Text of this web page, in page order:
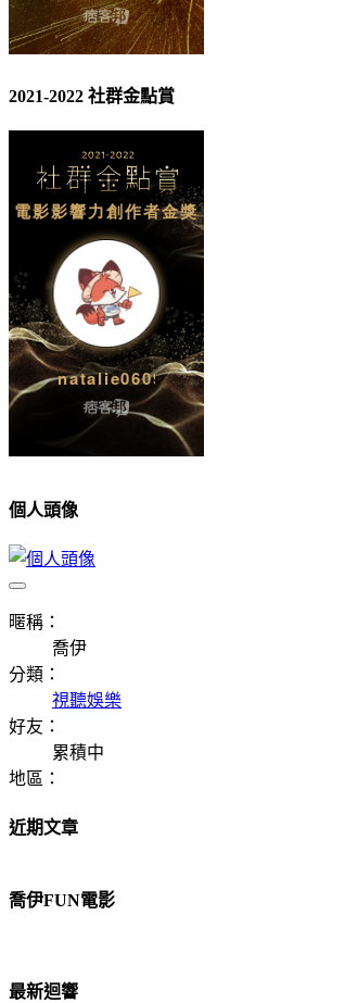
2021-2022 社群金點賞
個人頭像
暱稱：
喬伊
分類：
視聽娛樂
好友：
累積中
地區：
近期文章
喬伊FUN電影
最新迴響